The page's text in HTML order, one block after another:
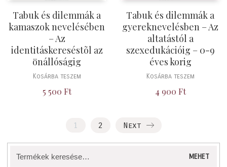
Tabuk és dilemmák a
kamaszok nevelésében
– Az
identitáskereséstõl az
önállóságig
Kosárba teszem
5 500 Ft
Tabuk és dilemmák a
gyereknevelésben – Az
altatástól a
szexedukációig – 0-9
éves korig
Kosárba teszem
4 900 Ft
1 2 Next
MEHET